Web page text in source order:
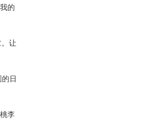
的
让
日
李